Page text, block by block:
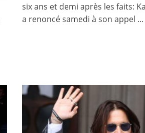
six ans et demi après les faits:
a renoncé samedi à son appel ...